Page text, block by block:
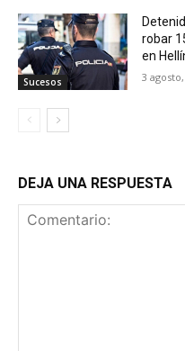
Sucesos
robar
en
3
DEJA UNA RESPUESTA